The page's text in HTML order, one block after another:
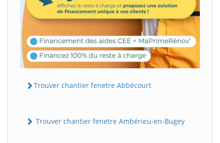
Trouver chantier fenetre Abbécourt
Trouver chantier fenetre Ambérieu-en-Bugey